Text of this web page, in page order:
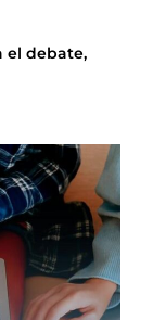
el debate,